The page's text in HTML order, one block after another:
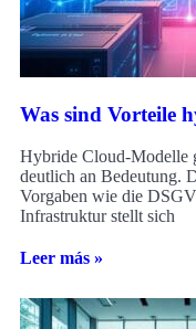
Was sind Vorteile
Hybride Cloud-Modelle
deutlich an Bedeutung.
Vorgaben wie die
Infrastruktur stellt sich
Leer más »